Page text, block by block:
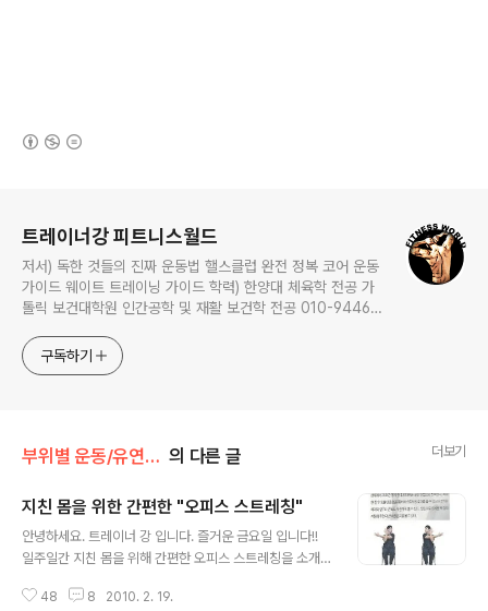
트레이너강 피트니스월드
저서) 독한 것들의 진짜 운동법 핼스클럽 완전 정복 코어 운동
가이드 웨이트 트레이닝 가이드 학력) 한양대 체육학 전공 가
톨릭 보건대학원 인간공학 및 재활 보건학 전공 010-9446-
구독하기
부위별 운동/유연성(stretching) 의 다른 글 더보기
지친 몸을 위한 간편한 "오피스 스트레칭"
안녕하세요. 트레이너 강 입니다. 즐거운 금요일 입니다!!
일주일간 지친 몸을 위해 간편한 오피스 스트레칭을 소개
강소식 2월호에 직장인들을 위한 간편한 스트레칭이라는
48 8 2010. 2. 19.